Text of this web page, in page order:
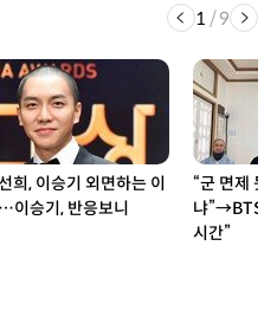
1 /9
희, 이승기 외면하는 이
이승기, 반응보니
“군 면제 못
냐”→BTS
시간”